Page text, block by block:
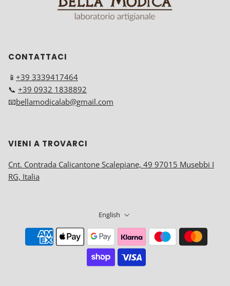
CONTATTACI
📱 +39 3339417464
📞 +39 0932 1838892
📧bellamodicalab@gmail.com
VIENI A TROVARCI
Cnt. Contrada Calicantone Scalepiane, 49 97015 Musebbi I
RG, Italia
English